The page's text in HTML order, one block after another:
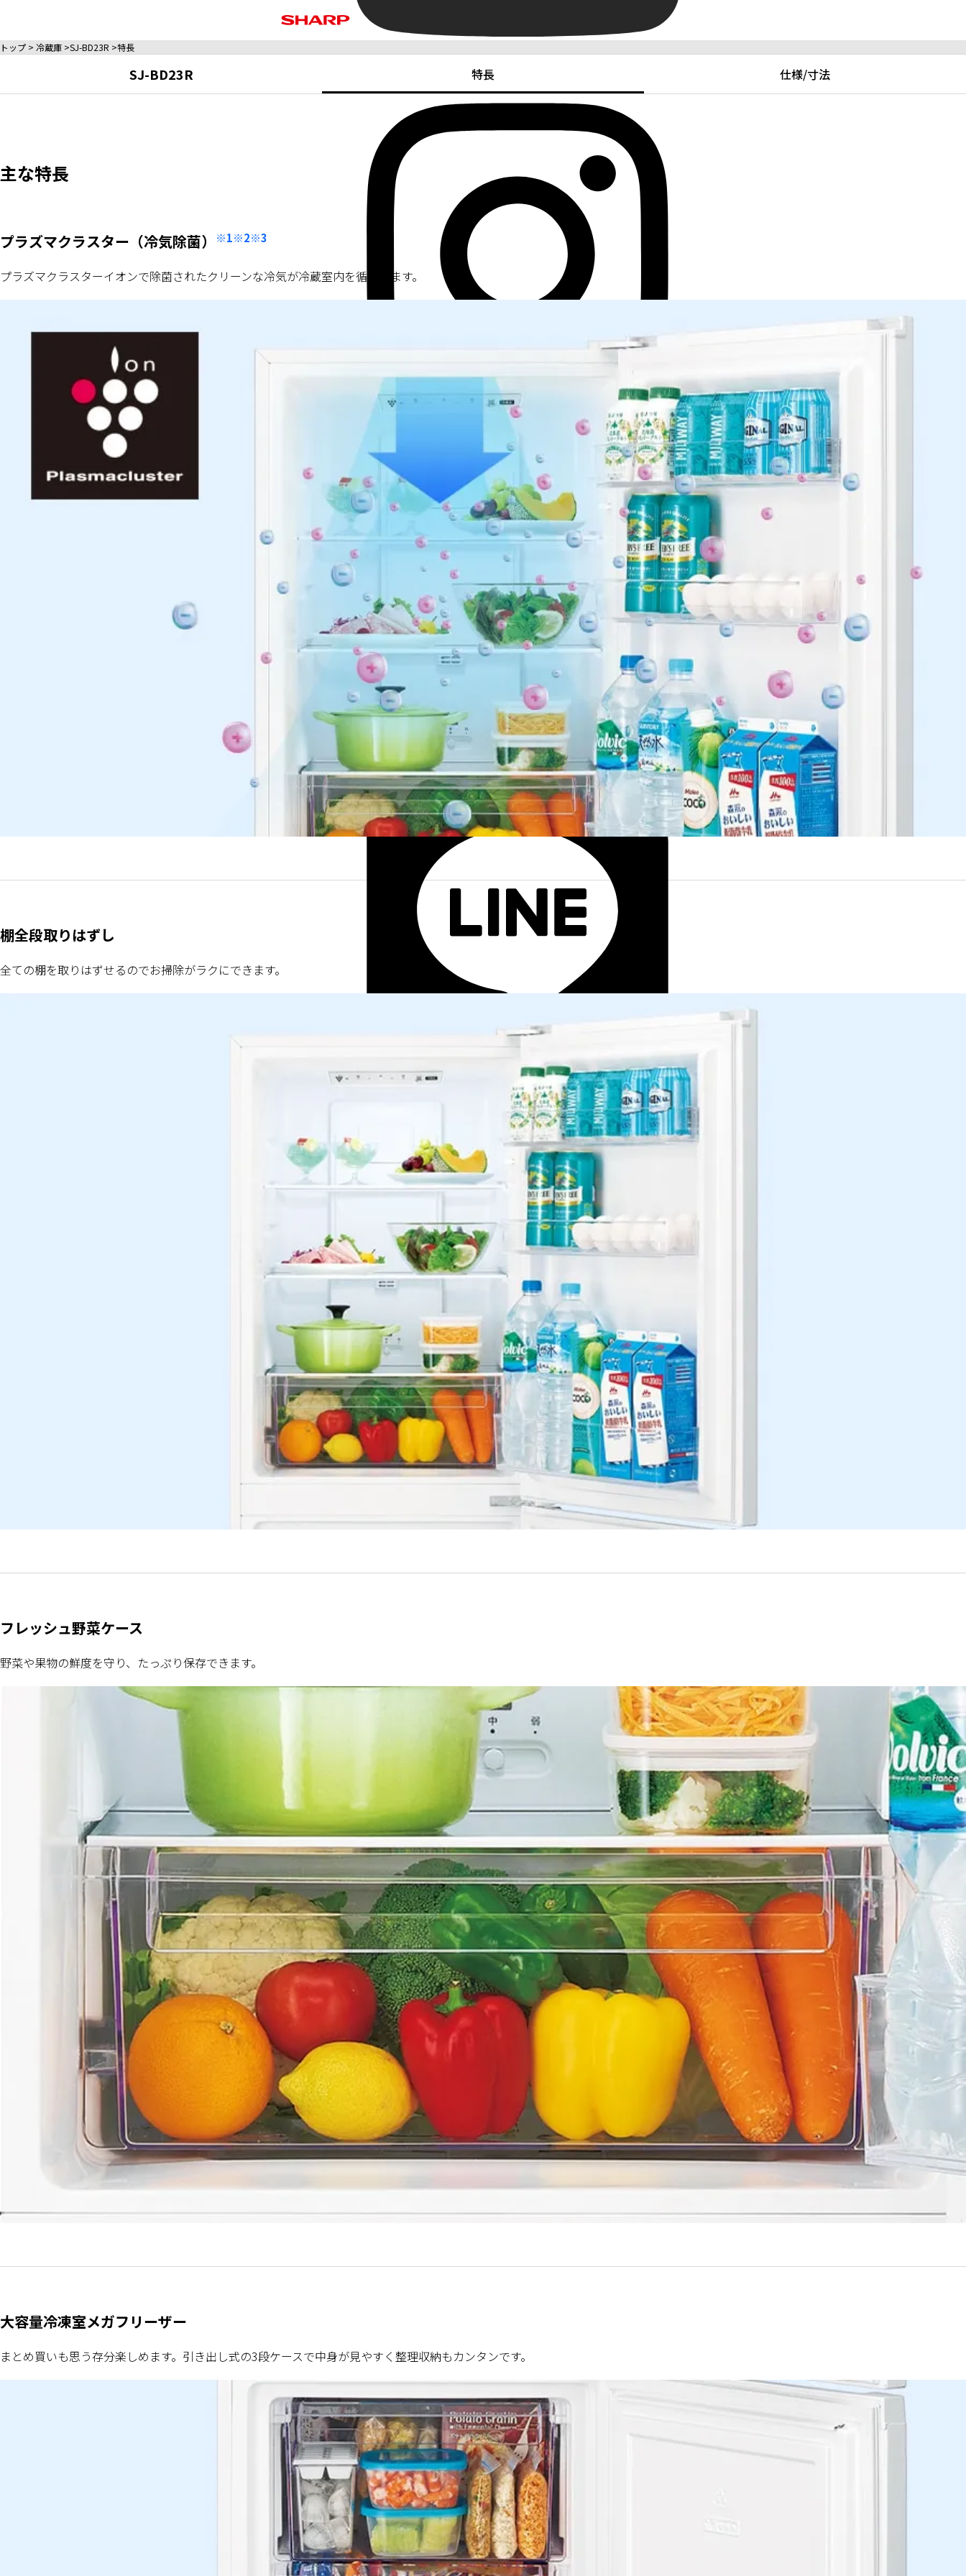
トップ 冷蔵庫 SJ-BD23R 特長
SJ-BD23R 特長 仕様/寸法
主な特長
プラズマクラスター（冷気除菌） ※1※2※3
プラズマクラスターイオンで除菌されたクリーンな冷気が冷蔵室内を循環します。
棚全段取りはずし
全ての棚を取りはずせるのでお掃除がラクにできます。
フレッシュ野菜ケース
野菜や果物の鮮度を守り、たっぷり保存できます。
大容量冷凍室メガフリーザー
まとめ買いも思う存分楽しめます。引き出し式の3段ケースで中身が見やすく整理収納もカンタンです。